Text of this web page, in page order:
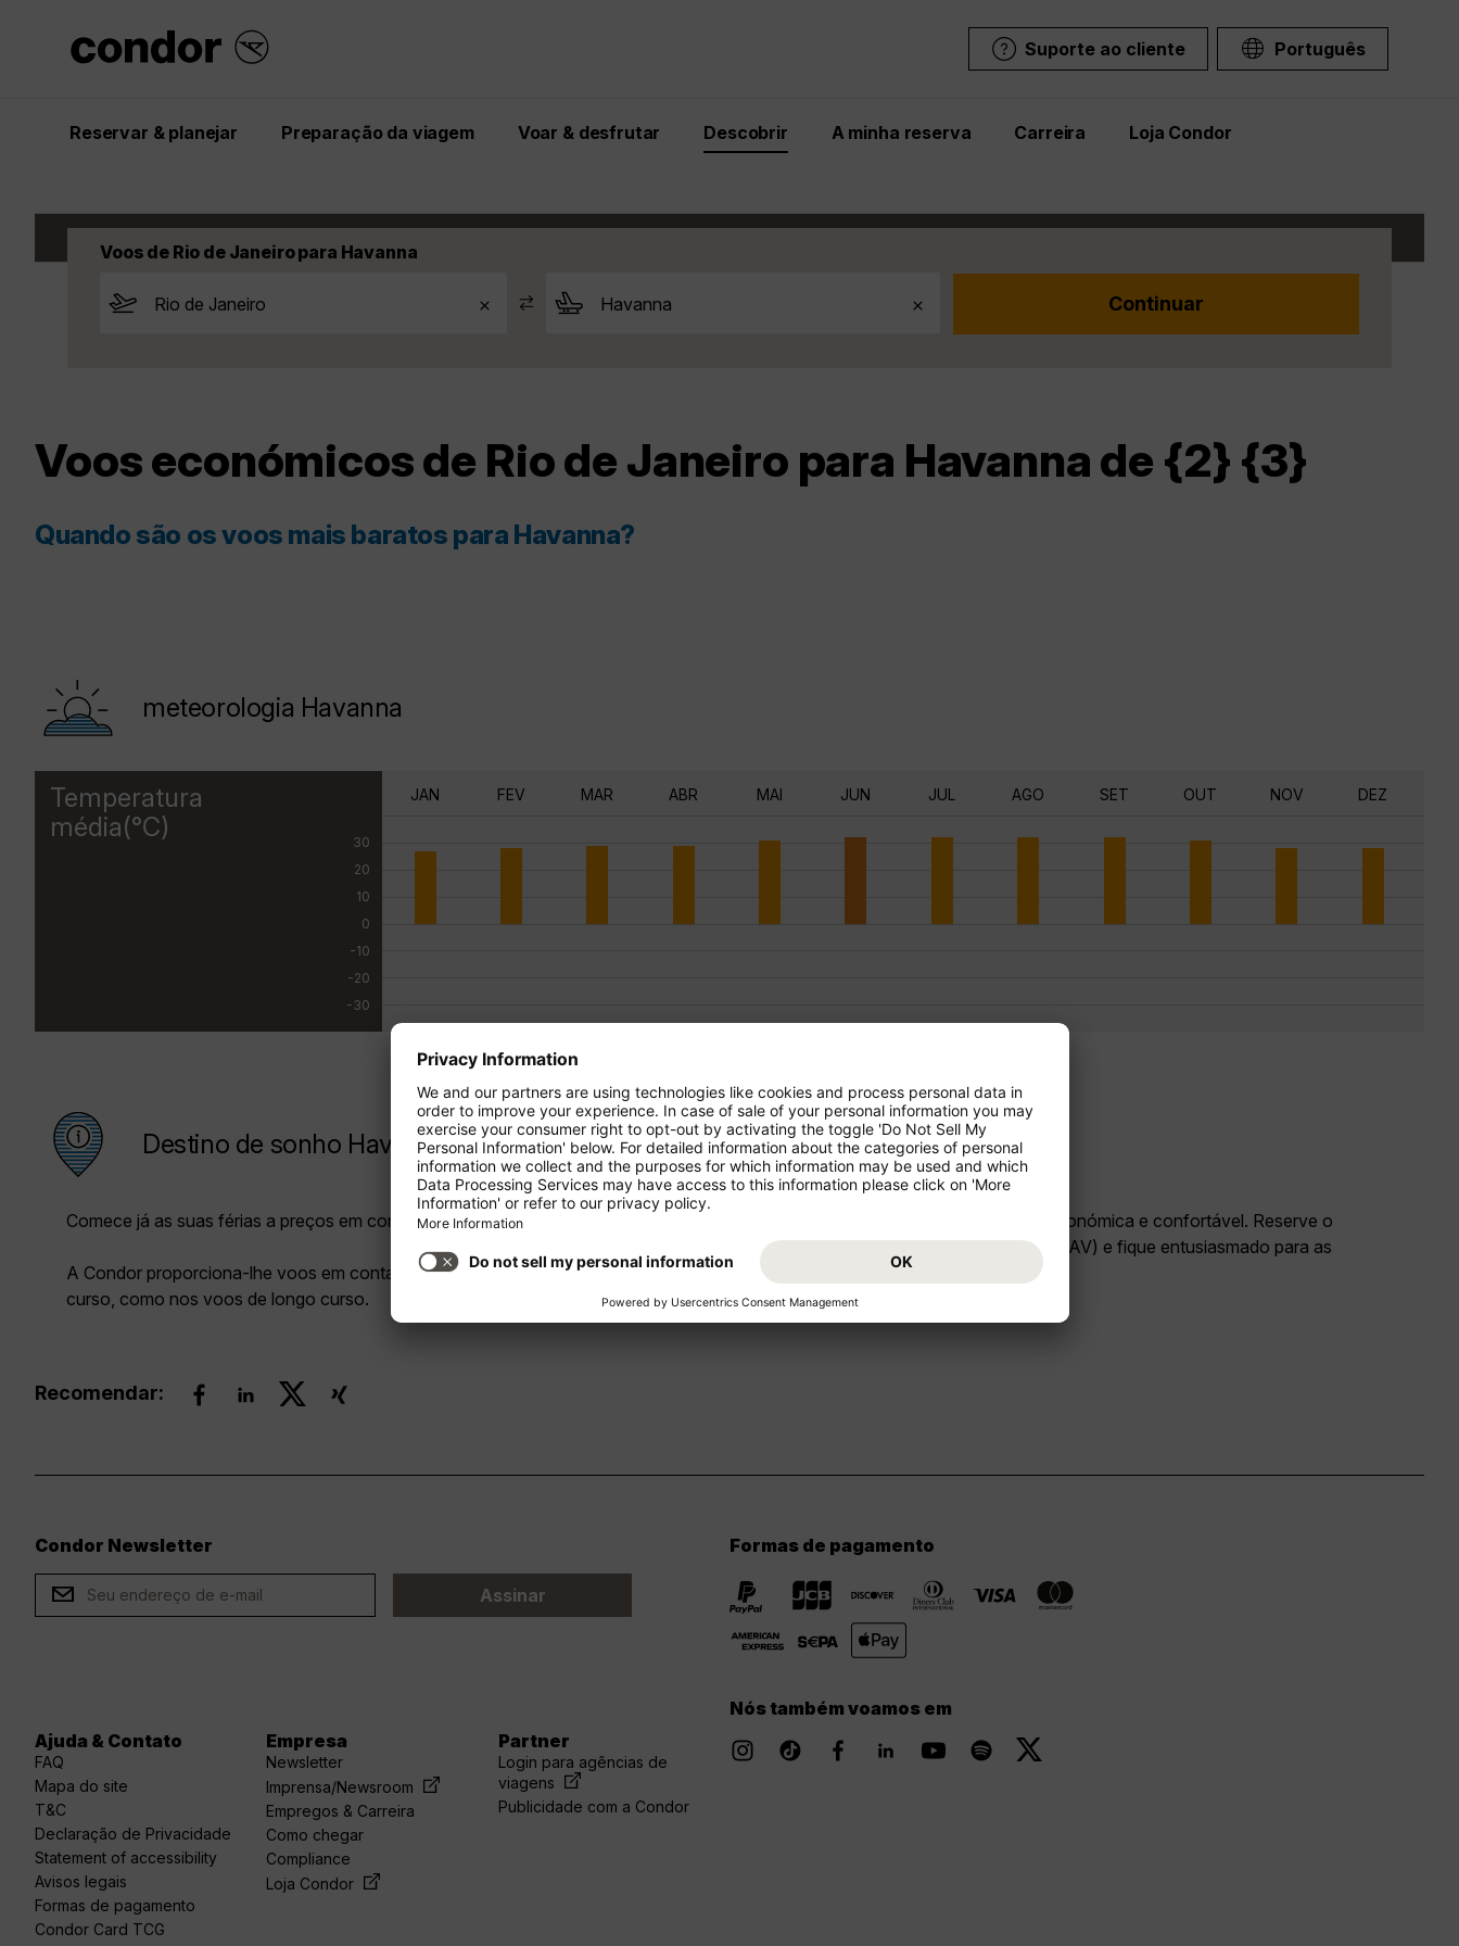
Suporte ao cliente Português
Reservar & planejar Preparação da viagem Voar & desfrutar Descobrir A minha reserva Carreira Loja Condor
Voos de Rio de Janeiro para Havanna
Voos económicos de Rio de Janeiro para Havanna de {2} {3}
Quando são os voos mais baratos para Havanna?
meteorologia Havanna
Temperatura
média(°C)
30
20
10
0
-10
-20
-30
JAN FEV MAR ABR MAI JUN JUL AGO SET OUT NOV DEZ
Destino de sonho Havanna
Comece já as suas férias a preços em conta com a Condor!
A Condor proporciona-lhe voos em conta tanto nos voos de curto e médio
curso, como nos voos de longo curso.
Parta de "Brasil" para as férias de forma económica e confortável. Reserve o
seu voo Rio de Janeiro (GIG) - Havanna (HAV) e fique entusiasmado para as
suas férias em "Cuba"!
Recomendar:
Condor Newsletter
Assinar
Formas de pagamento
Ajuda & Contato
FAQ
Mapa do site
T&C
Declaração de Privacidade
Statement of accessibility
Avisos legais
Formas de pagamento
Condor Card TCG
Empresa
Newsletter
Imprensa/Newsroom
Empregos & Carreira
Como chegar
Compliance
Loja Condor
Partner
Login para agências de
viagens
Publicidade com a Condor
Nós também voamos em